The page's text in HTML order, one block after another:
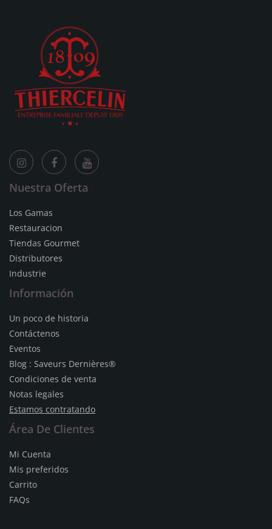
Nuestra Oferta
Los Gamas
Restauracion
Tiendas Gourmet
Distributores
Industrie
Información
Un poco de historia
Contáctenos
Eventos
Blog : Saveurs Dernières®
Condiciones de venta
Notas legales
Estamos contratando
Área De Clientes
Mi Cuenta
Mis preferidos
Carrito
FAQs